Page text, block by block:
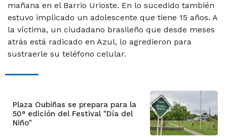
mañana en el Barrio Urioste. En lo sucedido también
estuvo implicado un adolescente que tiene 15 años. A
la víctima, un ciudadano brasileño que desde meses
atrás está radicado en Azul, lo agredieron para
sustraerle su teléfono celular.
Plaza Oubiñas se prepara para la
50° edición del Festival "Día del
Niño"